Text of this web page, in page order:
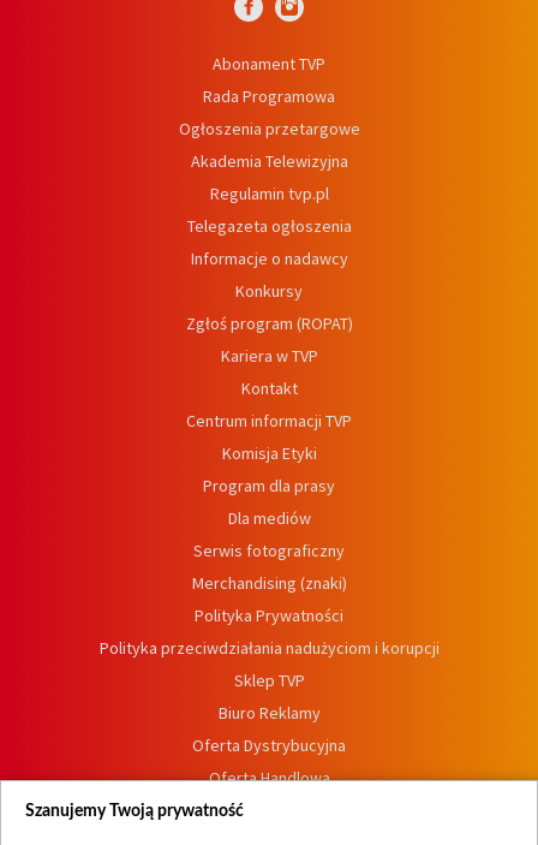
Abonament TVP
Rada Programowa
Ogłoszenia przetargowe
Akademia Telewizyjna
Regulamin tvp.pl
Telegazeta ogłoszenia
Informacje o nadawcy
Konkursy
Zgłoś program (ROPAT)
Kariera w TVP
Kontakt
Centrum informacji TVP
Komisja Etyki
Program dla prasy
Dla mediów
Serwis fotograficzny
Merchandising (znaki)
Polityka Prywatności
Polityka przeciwdziałania nadużyciom i korupcji
Sklep TVP
Biuro Reklamy
Oferta Dystrybucyjna
Oferta Handlowa
Dostępność
Szanujemy Twoją prywatność